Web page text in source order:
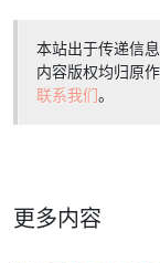
本站出于传递信
内容版权均归原
联系我们。
更多内容